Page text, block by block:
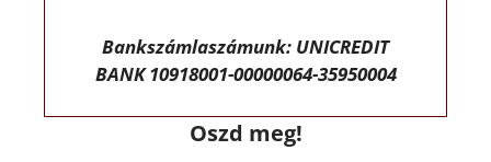
Bankszámlaszámunk: UNICREDIT
BANK 10918001-00000064-35950004
Oszd meg!